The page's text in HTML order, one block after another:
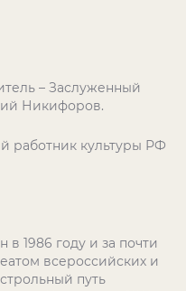
– Заслуженный
Никифоров.
работник культуры РФ
1986 году и за почти
всероссийских и
путь